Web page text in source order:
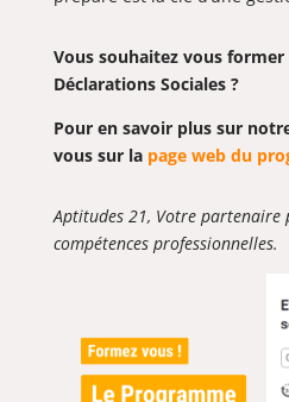
Vous souhaitez vous former
Déclarations Sociales ?
Pour en savoir plus sur
vous sur la page web du
Aptitudes 21, Votre partenaire
compétences professionnelles.